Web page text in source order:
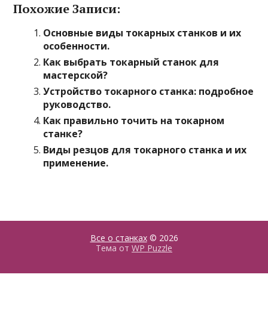
Похожие Записи:
Основные виды токарных станков и их
особенности.
Как выбрать токарный станок для
мастерской?
Устройство токарного станка: подробное
руководство.
Как правильно точить на токарном
станке?
Виды резцов для токарного станка и их
применение.
Все о станках© 2026
Тема от WP Puzzle